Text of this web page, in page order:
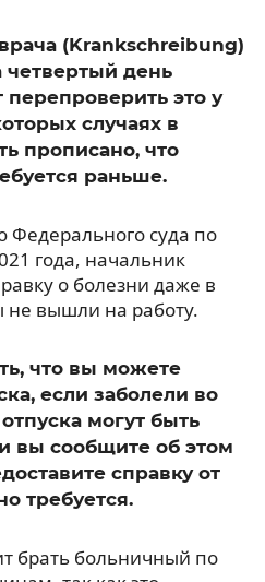
(Krankschreibung)
четвертый день
перепроверить это у
случаях в
прописано, что
раньше.
Федерального суда по
года, начальник
о болезни даже в
не вышли на работу.
что вы можете
если заболели во
могут быть
вы сообщите об этом
справку от
требуется.
брать больничный по